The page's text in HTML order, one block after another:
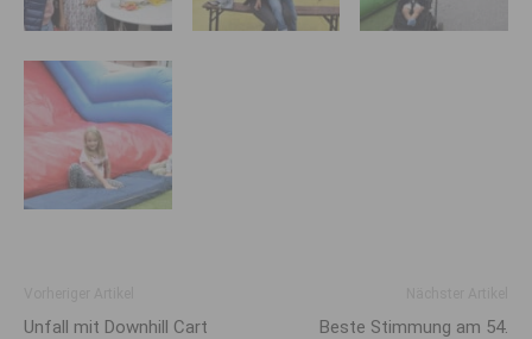
Unfall mit Downhill Cart
Beste Stimmung am 54.